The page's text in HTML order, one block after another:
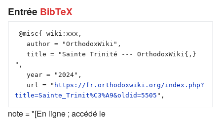
Entrée BibTeX
",
   url = "
https://fr.orthodoxwiki.org/index.php?
title=Sainte_Trinit%C3%A9&oldid=5505
note = "[En ligne ; accédé le